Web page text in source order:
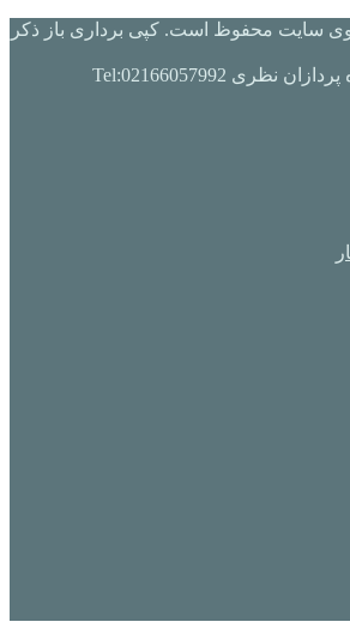
سایت محفوظ است. کپی برداری باز ذکر
طراحی و پشتیبانی: ایده پردازان نظری Tel:02166057992